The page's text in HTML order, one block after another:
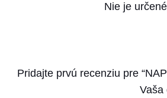
Nie je
Pridajte prvú recenziu pre
Vaša